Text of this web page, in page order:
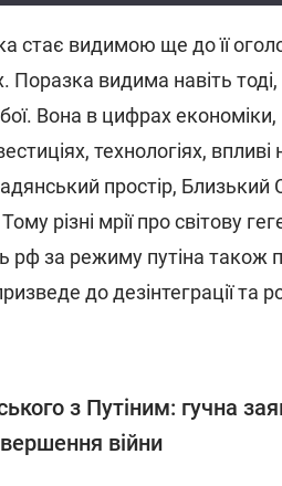
стає видимою ще до її
Поразка видима навіть
бої. Вона в цифрах економіки,
технологіях, впливі
простір, Близький
різні мрії про світову
рф за режиму путіна також
до дезінтеграції та
з Путіним: гучна
війни